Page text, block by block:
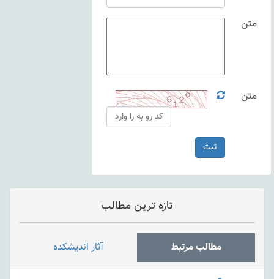
متن
متن
تازه ترین مطالب
مطالب مرتبط آثار اندیشکده